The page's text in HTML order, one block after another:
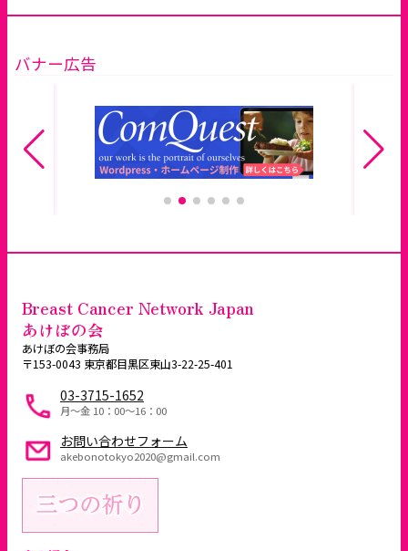
バナー広告
Breast Cancer Network Japan
あけぼの会
あけぼの会事務局
〒153-0043 東京都目黒区東山3-22-25-401
03-3715-1652
月～金 10：00〜16：00
お問い合わせフォーム
akebonotokyo2020@gmail.com